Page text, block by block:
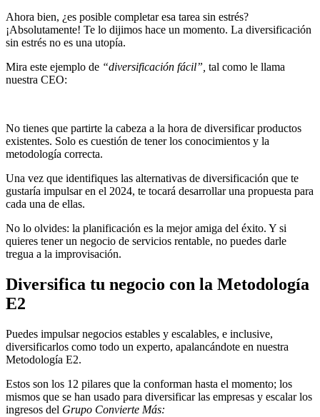
Ahora bien, ¿es posible completar esa tarea sin estrés?
¡Absolutamente! Te lo dijimos hace un momento. La diversificación
sin estrés no es una utopía.
Mira este ejemplo de “diversificación fácil”, tal como le llama
nuestra CEO:
No tienes que partirte la cabeza a la hora de diversificar productos
existentes. Solo es cuestión de tener los conocimientos y la
metodología correcta.
Una vez que identifiques las alternativas de diversificación que te
gustaría impulsar en el 2024, te tocará desarrollar una propuesta para
cada una de ellas.
No lo olvides: la planificación es la mejor amiga del éxito. Y si
quieres tener un negocio de servicios rentable, no puedes darle
tregua a la improvisación.
Diversifica tu negocio con la Metodología
E2
Puedes impulsar negocios estables y escalables, e inclusive,
diversificarlos como todo un experto, apalancándote en nuestra
Metodología E2.
Estos son los 12 pilares que la conforman hasta el momento; los
mismos que se han usado para diversificar las empresas y escalar los
ingresos del Grupo Convierte Más: